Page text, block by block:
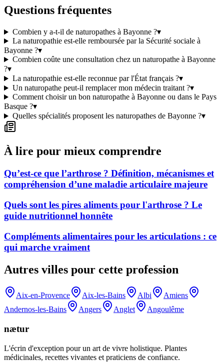
Questions fréquentes
Combien y a-t-il de naturopathes à Bayonne ?▾
La naturopathie est-elle remboursée par la Sécurité sociale à
Bayonne ?▾
Combien coûte une consultation chez un naturopathe à Bayonne
?▾
La naturopathie est-elle reconnue par l'État français ?▾
Un naturopathe peut-il remplacer mon médecin traitant ?▾
Comment choisir un bon naturopathe à Bayonne ou dans le Pays
Basque ?▾
Quelles spécialités proposent les naturopathes de Bayonne ?▾
À lire pour mieux comprendre
Qu’est-ce que l’arthrose ? Définition, mécanismes et
compréhension d’une maladie articulaire majeure
Quels sont les pires aliments pour l'arthrose ? Le
guide nutritionnel honnête
Compléments alimentaires pour les articulations : ce
qui marche vraiment
Autres villes pour cette profession
Aix-en-Provence Aix-les-Bains Albi
Amiens
Andernos-les-Bains
Angers Anglet Angoulême
nætur
L'écrin d'exception pour un art de vivre holistique. Plantes
médicinales, recettes vivantes et praticiens de confiance.